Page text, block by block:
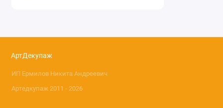
АртДекупаж
ИП Ермилов Никита Андреевич
Артедкупаж 2011 - 2026